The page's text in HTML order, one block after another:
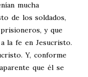
mucha
de los soldados,
y que
la fe en Jesucristo.
Y, conforme
que él se